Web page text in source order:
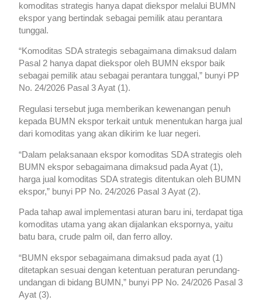
komoditas strategis hanya dapat diekspor melalui BUMN
ekspor yang bertindak sebagai pemilik atau perantara
tunggal.
“Komoditas SDA strategis sebagaimana dimaksud dalam
Pasal 2 hanya dapat diekspor oleh BUMN ekspor baik
sebagai pemilik atau sebagai perantara tunggal,” bunyi PP
No. 24/2026 Pasal 3 Ayat (1).
Regulasi tersebut juga memberikan kewenangan penuh
kepada BUMN ekspor terkait untuk menentukan harga jual
dari komoditas yang akan dikirim ke luar negeri.
“Dalam pelaksanaan ekspor komoditas SDA strategis oleh
BUMN ekspor sebagaimana dimaksud pada Ayat (1),
harga jual komoditas SDA strategis ditentukan oleh BUMN
ekspor,” bunyi PP No. 24/2026 Pasal 3 Ayat (2).
Pada tahap awal implementasi aturan baru ini, terdapat tiga
komoditas utama yang akan dijalankan ekspornya, yaitu
batu bara, crude palm oil, dan ferro alloy.
“BUMN ekspor sebagaimana dimaksud pada ayat (1)
ditetapkan sesuai dengan ketentuan peraturan perundang-
undangan di bidang BUMN,” bunyi PP No. 24/2026 Pasal 3
Ayat (3).